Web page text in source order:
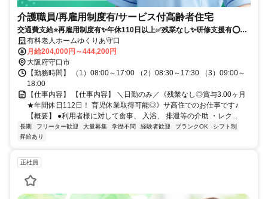
介護職員/再雇用制度有/サービス付高齢者住宅
交通費支給⭐️再雇用制度有✨年休110日以上✅️残業なし✨研修支援有⭕️駅
チカ有料老人ホームゆくりあ守口
月給204,000円～444,200円
大阪府守口市
【勤務時間】 （1）08:00～17:00 （2）08:30～17:30 （3）09:00～
18:00
【仕事内容】 【仕事内容】 ＼日勤のみ／《残業なし◎賞与3.00ヶ月
★年間休日112日！ 育児休業取得可能◎》サ高住でのお仕事です♪
【概要】 ●利用者様に対して食事、 入浴、 排泄等の介助 ・レク...
長期 フリーター歓迎 大量募集 学歴不問 経験者歓迎 ブランクOK
シフト制
昇給あり
正社員